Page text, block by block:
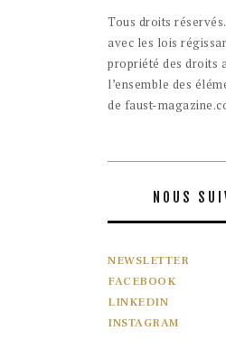
Tous droits
avec les lois
propriété des droits
l’ensemble des
de faust-
NOUS
NEWSLETTER
FACEBOOK
LINKEDIN
INSTAGRAM